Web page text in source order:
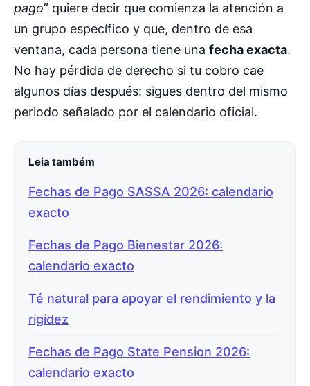
pago” quiere decir que comienza la atención a
un grupo específico y que, dentro de esa
ventana, cada persona tiene una fecha exacta.
No hay pérdida de derecho si tu cobro cae
algunos días después: sigues dentro del mismo
periodo señalado por el calendario oficial.
Leia também
Fechas de Pago SASSA 2026: calendario
exacto
Fechas de Pago Bienestar 2026:
calendario exacto
Té natural para apoyar el rendimiento y la
rigidez
Fechas de Pago State Pension 2026:
calendario exacto